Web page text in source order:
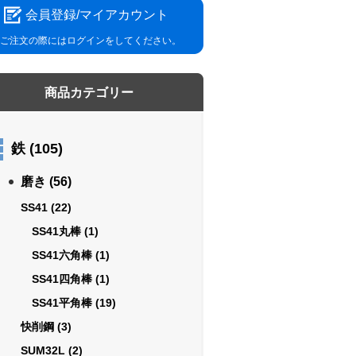
会員登録/マイアカウント
ご注文の際にはログインをしてください。
商品カテゴリー
鉄 (105)
磨き (56)
SS41 (22)
SS41丸棒 (1)
SS41六角棒 (1)
SS41四角棒 (1)
SS41平角棒 (19)
快削鋼 (3)
SUM32L (2)